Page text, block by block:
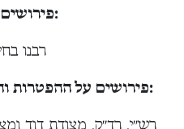
פירושים נוספים:
רבנו
פירושים על ההפטרות והמגילות:
רש״י, רד״ק, מצודת דוד